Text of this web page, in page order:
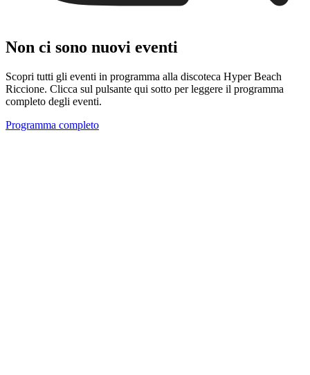
Non ci sono nuovi eventi
Scopri tutti gli eventi in programma alla discoteca Hyper Beach
Riccione. Clicca sul pulsante qui sotto per leggere il programma
completo degli eventi.
Programma completo